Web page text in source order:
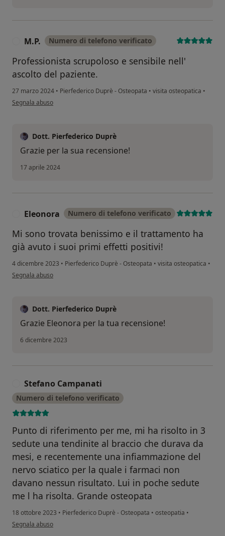
M.P. Numero di telefono verificato
Professionista scrupoloso e sensibile nell'
ascolto del paziente.
27 marzo 2024 • Pierfederico Duprè - Osteopata • visita osteopatica •
secondo l'opinione dell'utente M.P.
Segnala abuso
Dott. Pierfederico Duprè
Grazie per la sua recensione!
17 aprile 2024
Eleonora Numero di telefono verificato
Mi sono trovata benissimo e il trattamento ha
già avuto i suoi primi effetti positivi!
4 dicembre 2023 • Pierfederico Duprè - Osteopata • visita osteopatica •
secondo l'opinione dell'utente Eleonora
Segnala abuso
Dott. Pierfederico Duprè
Grazie Eleonora per la tua recensione!
6 dicembre 2023
Stefano Campanati
Numero di telefono verificato
Punto di riferimento per me, mi ha risolto in 3
sedute una tendinite al braccio che durava da
mesi, e recentemente una infiammazione del
nervo sciatico per la quale i farmaci non
davano nessun risultato. Lui in poche sedute
me l ha risolta. Grande osteopata
18 ottobre 2023 • Pierfederico Duprè - Osteopata • osteopatia •
secondo l'opinione dell'utente Stefano Campanati
Segnala abuso